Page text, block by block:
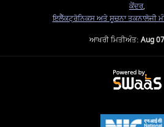
ਕੇਂਦਰ,
ਇਲੈੱਕਟ੍ਰੋਨਿਕਸ ਅਤੇ ਸੂਚਨਾ ਤਕਨਾਲੋਜੀ
ਆਖਰੀ ਮਿਤੀਅੰਤ: Aug